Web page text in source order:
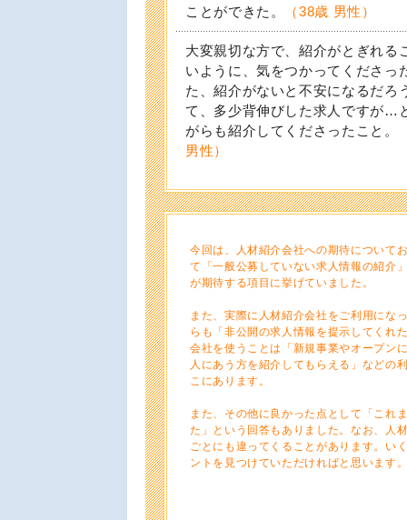
ことができた。
（38歳 男性）
大変親切な方で、紹介がとぎれる
いように、気をつかってくださっ
た、紹介がないと不安になるだろ
て、多少背伸びした求人ですが…
がらも紹介してくださったこと。
男性）
今回は、人材紹介会社への期待について
て「一般公募していない求人情報の紹介
が期待する項目に挙げていました。
また、実際に人材紹介会社をご利用にな
らも「非公開の求人情報を提示してくれ
会社を使うことは「新規事業やオープン
人にあう方を紹介してもらえる」などの
こにあります。
また、その他に良かった点として「これ
た」という回答もありました。なお、人
ごとにも違ってくることがあります。い
ントを見つけていただければと思います